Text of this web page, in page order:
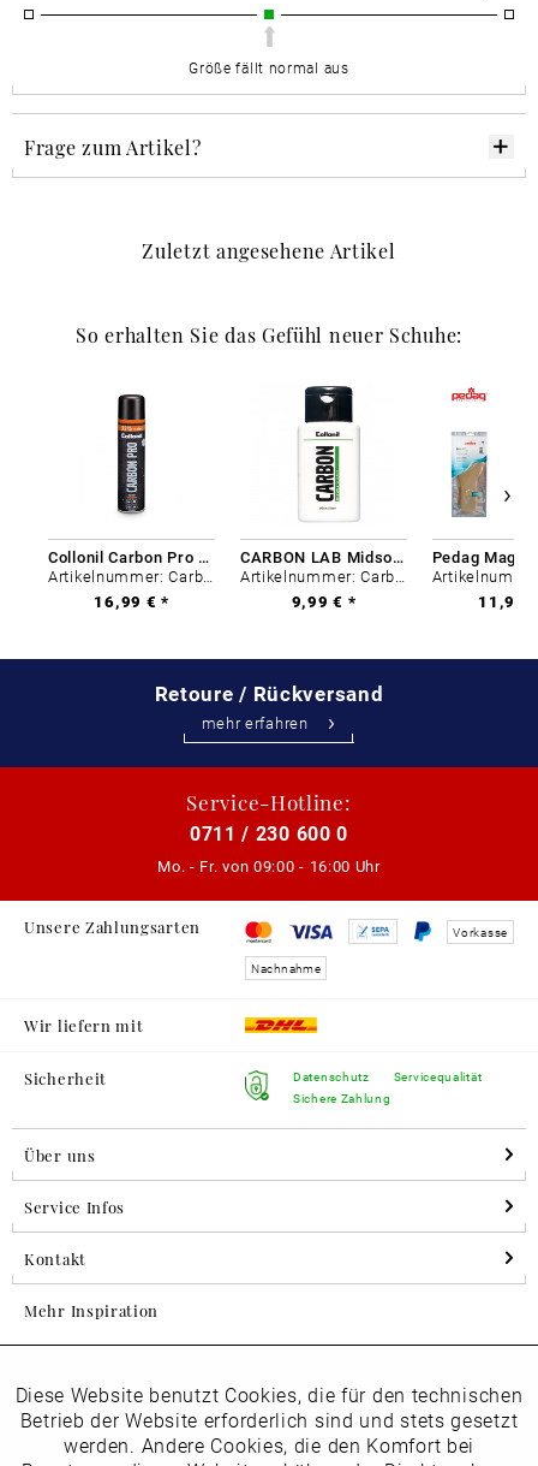
Größe fällt normal aus
Frage zum Artikel?
Zuletzt angesehene Artikel
So erhalten Sie das Gefühl neuer Schuhe:
Collonil Carbon Pro 400 ml
Artikelnummer: Carbon-0
16,99 € *
CARBON LAB Midsole Cleaner
Artikelnummer: Carbon-0
9,99 € *
11,99
Retoure / Rückversand
mehr erfahren
Service-Hotline:
0711 / 230 600 0
Mo. - Fr. von 09:00 - 16:00 Uhr
Unsere Zahlungsarten Vorkasse
Nachnahme
Wir liefern mit
Sicherheit
Datenschutz
Sichere Zahlung
Servicequalität
Über uns
Service Infos
Kontakt
Mehr Inspiration
Folgen Sie uns auf Instagram
horsch_schuhe
Funktionale Aktiv
Diese Website benutzt Cookies, die für den technischen
Betrieb der Website erforderlich sind und stets gesetzt
werden. Andere Cookies, die den Komfort bei